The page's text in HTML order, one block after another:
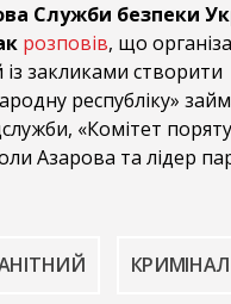
Служби безпеки
розповів, що
із закликами створити
республіку»
«Комітет
Азарова та лідер
КРИМІНАЛ